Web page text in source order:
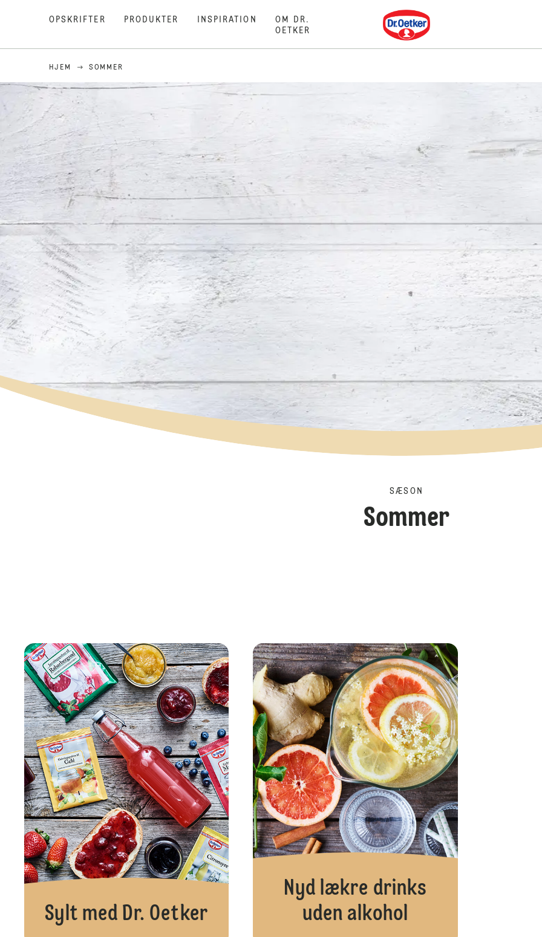
OPSKRIFTER PRODUKTER INSPIRATION
OM DR.
OETKER
Dr. Oetker
HJEM SOMMER
SÆSON
Sommer
Marmelade
Sylt med Dr. Oetker
Nyd lækre drinks
uden alkohol